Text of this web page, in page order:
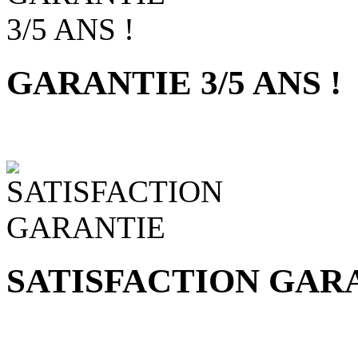
GARANTIE 3/5 ANS !
SATISFACTION